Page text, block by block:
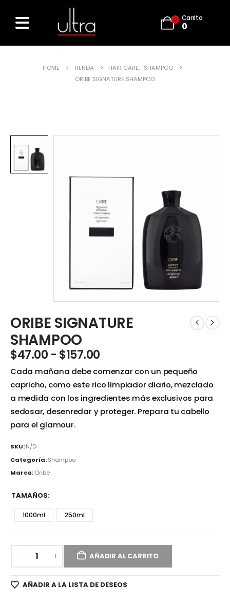
0 Carrito
0
HOME TIENDA HAIR CARE, SHAMPOO
ORIBE SIGNATURE SHAMPOO
ORIBE SIGNATURE
SHAMPOO
$47.00 - $157.00
Cada mañana debe comenzar con un pequeño
capricho, como este rico limpiador diario, mezclado
a medida con los ingredientes más exclusivos para
sedosar, desenredar y proteger. Prepara tu cabello
para el glamour.
SKU:N/D
Categoría:Shampoo
Marca:Oribe
TAMAÑOS
1000ml 250ml
AÑADIR AL CARRITO
AÑADIR A LA LISTA DE DESEOS